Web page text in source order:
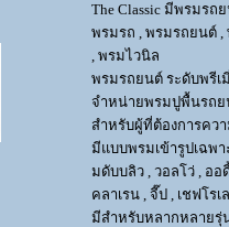
The Classic มีพรมร
พรมรถ , พรมรถยนต์ ,
, พรมไวนิล
พรมรถยนต์ ระดับพรีเ
จำหน่ายพรมปูพื้นรถยน
สำหรับผู้ที่ต้องการคว
มีแบบพรมเข้ารูปเฉพ
มดับบลิว , วอลโว่ , ออ
คลาเรน , จี๊ป , เชฟโร
มีสำหรับหลากหลายรุ่น